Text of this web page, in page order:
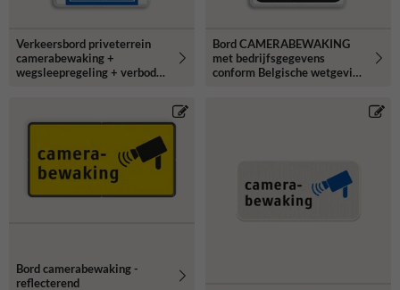
Verkeersbord priveterrein
camerabewaking +
wegsleepregeling + verboden
Bord CAMERABEWAKING
met bedrijfsgegevens
conform Belgische wetgeving
Bord camerabewaking -
reflecterend